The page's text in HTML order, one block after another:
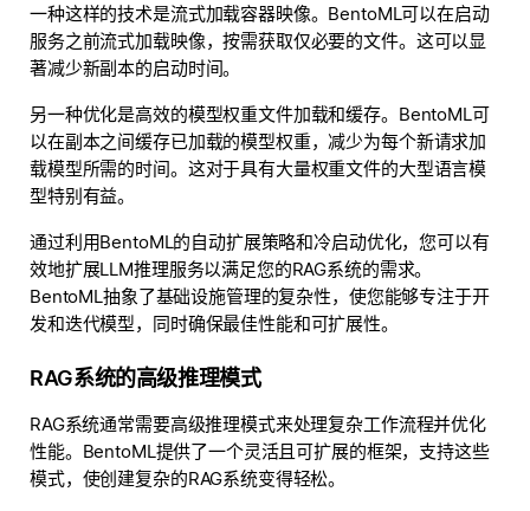
一种这样的技术是流式加载容器映像。BentoML可以在启动
服务之前流式加载映像，按需获取仅必要的文件。这可以显
著减少新副本的启动时间。
另一种优化是高效的模型权重文件加载和缓存。BentoML可
以在副本之间缓存已加载的模型权重，减少为每个新请求加
载模型所需的时间。这对于具有大量权重文件的大型语言模
型特别有益。
通过利用BentoML的自动扩展策略和冷启动优化，您可以有
效地扩展LLM推理服务以满足您的RAG系统的需求。
BentoML抽象了基础设施管理的复杂性，使您能够专注于开
发和迭代模型，同时确保最佳性能和可扩展性。
RAG系统的高级推理模式
RAG系统通常需要高级推理模式来处理复杂工作流程并优化
性能。BentoML提供了一个灵活且可扩展的框架，支持这些
模式，使创建复杂的RAG系统变得轻松。